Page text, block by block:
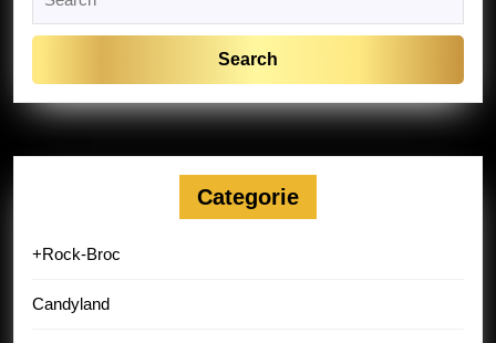
for:
Categorie
+Rock-Broc
Candyland